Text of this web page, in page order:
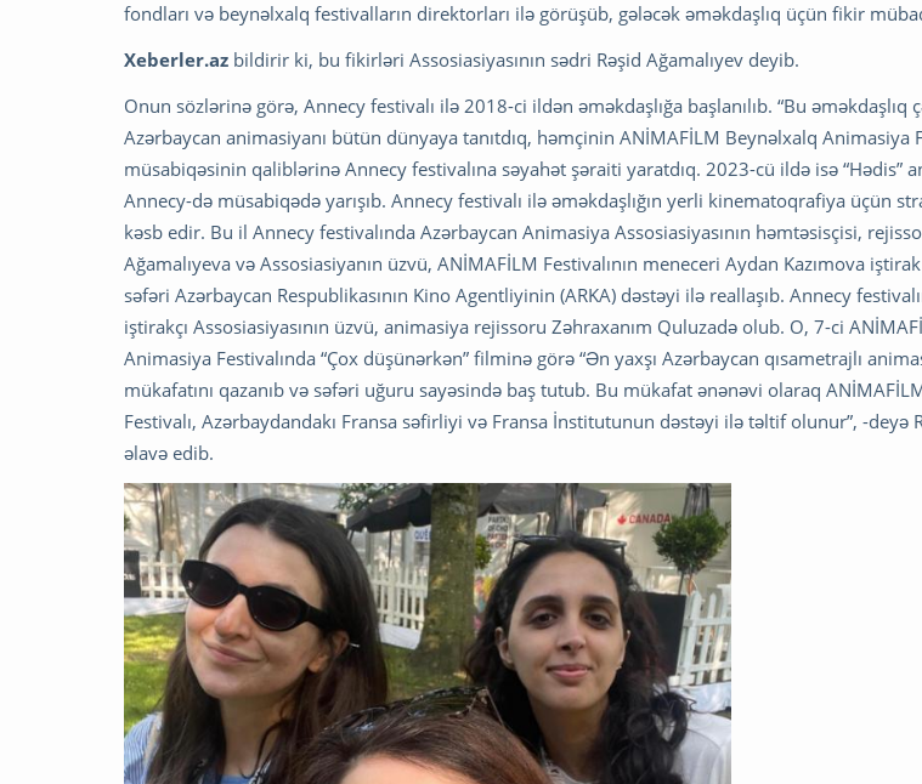
fondları və beynəlxalq festivalların direktorları ilə görüşüb, gələcək əməkdaşlıq üçün fikir
Xeberler.az bildirir ki, bu fikirləri Assosiasiyasının sədri Rəşid Ağamalıyev deyib.
Onun sözlərinə görə, Annecy festivalı ilə 2018-ci ildən əməkdaşlığa başlanılıb. “Bu əməkdaşlıq
Azərbaycan animasiyanı bütün dünyaya tanıtdıq, həmçinin ANİMAFİLM Beynəlxalq Animasiya
müsabiqəsinin qaliblərinə Annecy festivalına səyahət şəraiti yaratdıq. 2023-cü ildə isə “Hədis”
Annecy-də müsabiqədə yarışıb. Annecy festivalı ilə əməkdaşlığın yerli kinematoqrafiya üçün
kəsb edir. Bu il Annecy festivalında Azərbaycan Animasiya Assosiasiyasının həmtəsisçisi,
Ağamalıyeva və Assosiasiyanın üzvü, ANİMAFİLM Festivalının meneceri Aydan Kazımova
səfəri Azərbaycan Respublikasının Kino Agentliyinin (ARKA) dəstəyi ilə reallaşıb. Annecy
iştirakçı Assosiasiyasının üzvü, animasiya rejissoru Zəhraxanım Quluzadə olub. O, 7-ci
Animasiya Festivalında “Çox düşünərkən” filminə görə “Ən yaxşı Azərbaycan qısametrajlı
mükafatını qazanıb və səfəri uğuru sayəsində baş tutub. Bu mükafat ənənəvi olaraq
Festivalı, Azərbaydandakı Fransa səfirliyi və Fransa İnstitutunun dəstəyi ilə təltif olunur”, -deyə
əlavə edib.